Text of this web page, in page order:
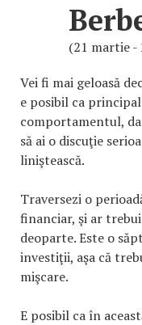
(21 martie -
Vei fi mai geloasă
e posibil ca
comportamentul,
să ai o discuţie
liniştească.
Traversezi o
financiar, şi ar
deoparte. Este o
investiţii, aşa că
mişcare.
E posibil ca în